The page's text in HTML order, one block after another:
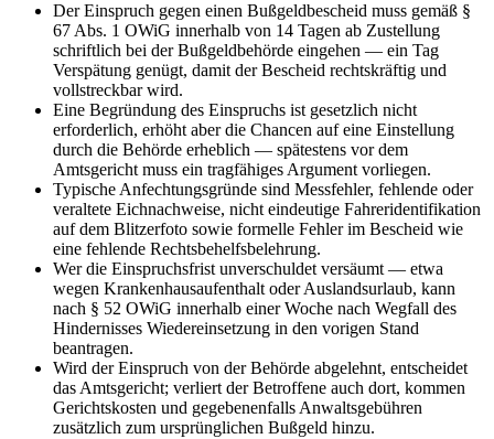
Der Einspruch gegen einen Bußgeldbescheid muss gemäß §
67 Abs. 1 OWiG innerhalb von 14 Tagen ab Zustellung
schriftlich bei der Bußgeldbehörde eingehen — ein Tag
Verspätung genügt, damit der Bescheid rechtskräftig und
vollstreckbar wird.
Eine Begründung des Einspruchs ist gesetzlich nicht
erforderlich, erhöht aber die Chancen auf eine Einstellung
durch die Behörde erheblich — spätestens vor dem
Amtsgericht muss ein tragfähiges Argument vorliegen.
Typische Anfechtungsgründe sind Messfehler, fehlende oder
veraltete Eichnachweise, nicht eindeutige Fahreridentifikation
auf dem Blitzerfoto sowie formelle Fehler im Bescheid wie
eine fehlende Rechtsbehelfsbelehrung.
Wer die Einspruchsfrist unverschuldet versäumt — etwa
wegen Krankenhausaufenthalt oder Auslandsurlaub, kann
nach § 52 OWiG innerhalb einer Woche nach Wegfall des
Hindernisses Wiedereinsetzung in den vorigen Stand
beantragen.
Wird der Einspruch von der Behörde abgelehnt, entscheidet
das Amtsgericht; verliert der Betroffene auch dort, kommen
Gerichtskosten und gegebenenfalls Anwaltsgebühren
zusätzlich zum ursprünglichen Bußgeld hinzu.